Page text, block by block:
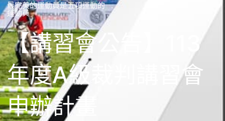
最完美的運動員是五項運動的
運動員
【講習會公告】113
年度A級裁判講習會
申辦計畫